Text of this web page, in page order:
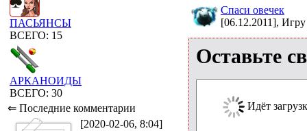
ПАСЬЯНСЫ
ВСЕГО: 15
АРКАНОИДЫ
ВСЕГО: 30
⇐ Последние комментарии
[2020-02-06, 8:04]
Спаси овечек
[06.12.2011],
Оставьте
Идёт